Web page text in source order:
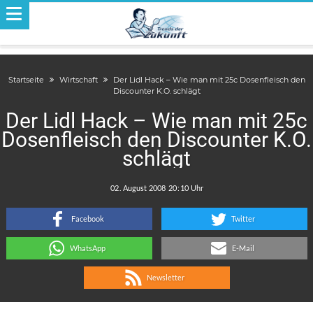
Startseite Wirtschaft
Der Lidl Hack – Wie man mit 25c Dosenfleisch den
Discounter K.O. schlägt
Der Lidl Hack – Wie man mit 25c
Dosenfleisch den Discounter K.O.
schlägt
:
Facebook Twitter
WhatsApp E-Mail
Newsletter